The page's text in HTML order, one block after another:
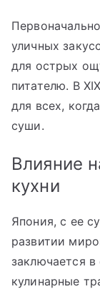
уличных
для острых
питателю. В
для всех,
суши.
Влияние
кухни
Япония, с ее
развитии
заключается
кулинарные